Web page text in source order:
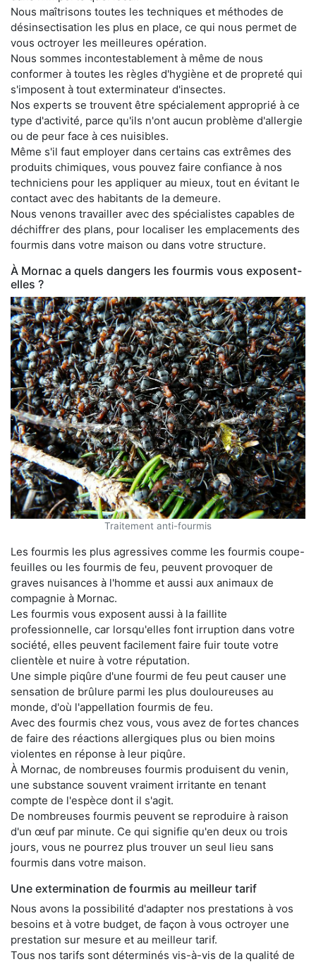
Nous maîtrisons toutes les techniques et méthodes de
désinsectisation les plus en place, ce qui nous permet de
vous octroyer les meilleures opération.
Nous sommes incontestablement à même de nous
conformer à toutes les règles d'hygiène et de propreté qui
s'imposent à tout exterminateur d'insectes.
Nos experts se trouvent être spécialement approprié à ce
type d'activité, parce qu'ils n'ont aucun problème d'allergie
ou de peur face à ces nuisibles.
Même s'il faut employer dans certains cas extrêmes des
produits chimiques, vous pouvez faire confiance à nos
techniciens pour les appliquer au mieux, tout en évitant le
contact avec des habitants de la demeure.
Nous venons travailler avec des spécialistes capables de
déchiffrer des plans, pour localiser les emplacements des
fourmis dans votre maison ou dans votre structure.
À Mornac a quels dangers les fourmis vous exposent-
elles ?
Traitement anti-fourmis
Les fourmis les plus agressives comme les fourmis coupe-
feuilles ou les fourmis de feu, peuvent provoquer de
graves nuisances à l'homme et aussi aux animaux de
compagnie à Mornac.
Les fourmis vous exposent aussi à la faillite
professionnelle, car lorsqu'elles font irruption dans votre
société, elles peuvent facilement faire fuir toute votre
clientèle et nuire à votre réputation.
Une simple piqûre d'une fourmi de feu peut causer une
sensation de brûlure parmi les plus douloureuses au
monde, d'où l'appellation fourmis de feu.
Avec des fourmis chez vous, vous avez de fortes chances
de faire des réactions allergiques plus ou bien moins
violentes en réponse à leur piqûre.
À Mornac, de nombreuses fourmis produisent du venin,
une substance souvent vraiment irritante en tenant
compte de l'espèce dont il s'agit.
De nombreuses fourmis peuvent se reproduire à raison
d'un œuf par minute. Ce qui signifie qu'en deux ou trois
jours, vous ne pourrez plus trouver un seul lieu sans
fourmis dans votre maison.
Une extermination de fourmis au meilleur tarif
Nous avons la possibilité d'adapter nos prestations à vos
besoins et à votre budget, de façon à vous octroyer une
prestation sur mesure et au meilleur tarif.
Tous nos tarifs sont déterminés vis-à-vis de la qualité de